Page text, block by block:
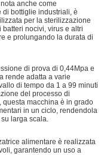
anche come
di bottiglie industriali, è
per la sterilizzazione
nocivi, virus e altri
e prolungando la durata di
di prova di 0,44Mpa e
rende adatta a varie
di tempo da 1 a 99 minuti
del processo di
macchina è in grado
in un ciclo, rendendola
larga scala.
alimentare è realizzata
garantendo un uso a